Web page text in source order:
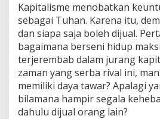
Kapitalisme menobatkan
sebagai Tuhan. Karena itu,
dan siapa saja boleh dijual.
bagaimana berseni hidup
terjerembab dalam jurang
zaman yang serba rival ini,
memiliki daya tawar? Apalagi
bilamana hampir segala
dahulu dijual orang lain?